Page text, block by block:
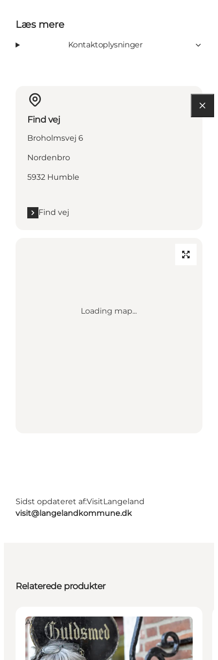
Læs mere
Kontaktoplysninger
Find vej
Broholmsvej 6
Nordenbro
5932 Humble
Find vej
Loading map...
Sidst opdateret af:VisitLangeland
visit@langelandkommune.dk
Relaterede produkter
Attraktioner